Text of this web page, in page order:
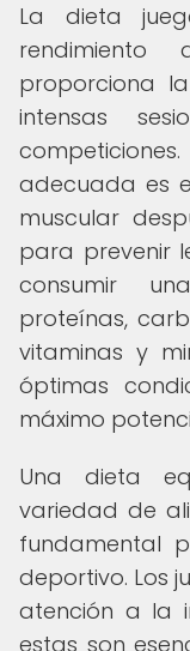
La dieta
proporciona
intensas
adecuada es
muscular
para prevenir
consumir
proteínas,
vitaminas y
óptimas
máximo
Una dieta
variedad de
fundamental
deportivo. Los
atención a la
estas son